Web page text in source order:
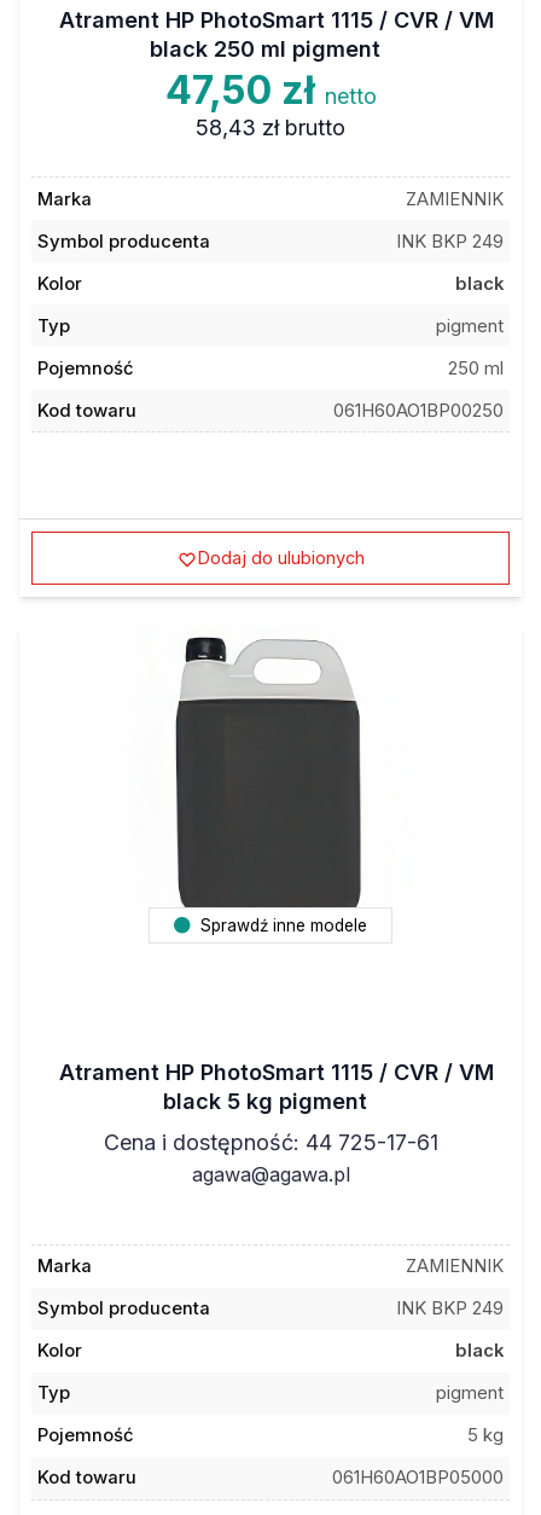
Atrament HP PhotoSmart 1115 / CVR / VM
black 250 ml pigment
47,50 zł netto
58,43 zł brutto
Marka
ZAMIENNIK
Symbol producenta
INK BKP 249
Kolor
black
Typ
pigment
Pojemność
250 ml
Kod towaru
061H60AO1BP00250
Dodaj do ulubionych
Sprawdź inne modele
Atrament HP PhotoSmart 1115 / CVR / VM
black 5 kg pigment
Cena i dostępność: 44 725-17-61
agawa@agawa.pl
Marka
ZAMIENNIK
Symbol producenta
INK BKP 249
Kolor
black
Typ
pigment
Pojemność
5 kg
Kod towaru
061H60AO1BP05000